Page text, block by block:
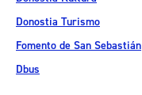
Donostia Turismo
Fomento de San Sebastián
Dbus